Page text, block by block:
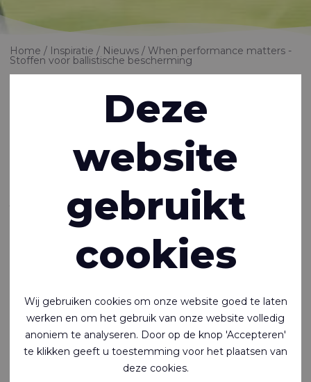
Home Inspiratie Nieuws When performance matters -
Stoffen voor ballistische bescherming
performance
matters - Stoffen
voor ballistische
bescherming
Ballistische beschermingsmiddelen behoren tot de
standaarduitrusting van politie en leger, maar worden ook
steeds vaker gebruikt voor de persoonlijke bescherming
van beveiligers en particulieren. Ballistische vesten kunnen
bescherming bieden tegen onder meer aanvallen met
Deze
website
gebruikt
cookies
Wij gebruiken cookies om onze website goed te laten
werken en om het gebruik van onze website volledig
anoniem te analyseren. Door op de knop 'Accepteren'
te klikken geeft u toestemming voor het plaatsen van
deze cookies.